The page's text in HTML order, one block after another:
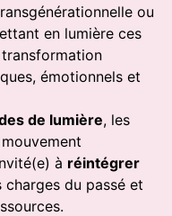
ou
en lumière ces
émotionnels et
de lumière, les
à réintégrer
charges du passé et